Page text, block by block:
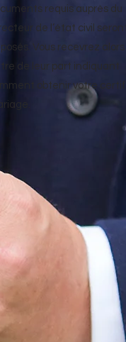
requis auprès du
de l’état civil
Vous recevrez
de leur part indiquant
obtenir votre